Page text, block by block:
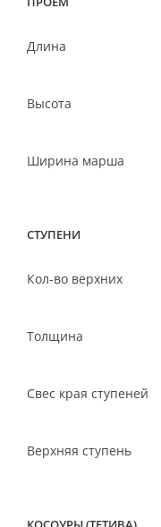
Длина
Высота
Ширина марша
СТУПЕНИ
Кол-во верхних
Толщина
Свес края ступеней
Верхняя ступень